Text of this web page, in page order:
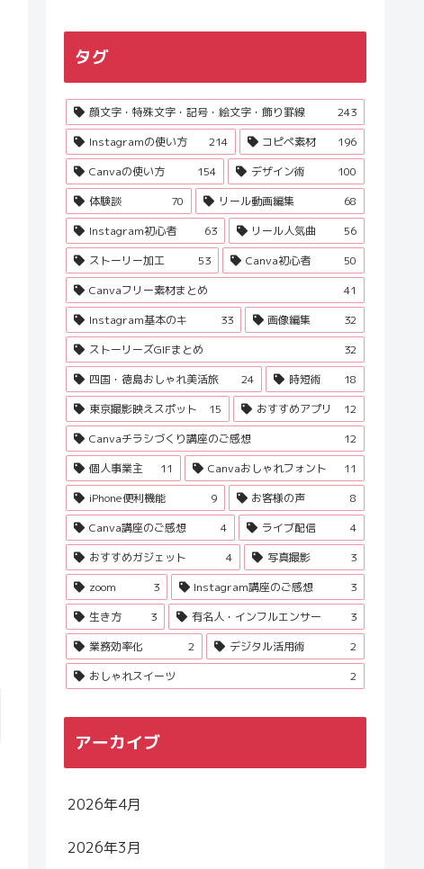
タグ
顔文字・特殊文字・記号・絵文字・飾り罫線
243
Instagramの使い方
214 コピペ素材
196
Canvaの使い方
154 デザイン術
100
体験談
70 リール動画編集
68
Instagram初心者
63 リール人気曲
56
ストーリー加工
53 Canva初心者
50
Canvaフリー素材まとめ
41
Instagram基本のキ
33 画像編集
32
ストーリーズGIFまとめ
32
四国・徳島おしゃれ美活旅
24 時短術
18
東京撮影映えスポット
15 おすすめアプリ
12
Canvaチラシづくり講座のご感想
12
個人事業主
11 Canvaおしゃれフォント
11
iPhone便利機能
9 お客様の声
8
Canva講座のご感想
4 ライブ配信
4
おすすめガジェット
4 写真撮影
3
zoom
3 Instagram講座のご感想
3
生き方
3 有名人・インフルエンサー
3
業務効率化
2 デジタル活用術
2
おしゃれスイーツ
2
アーカイブ
2026年4月
2026年3月